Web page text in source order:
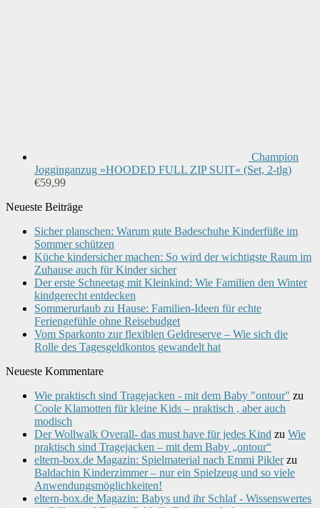
Champion
Jogginganzug »HOODED FULL ZIP SUIT« (Set, 2-tlg)
€59,99
Neueste Beiträge
Sicher planschen: Warum gute Badeschuhe Kinderfüße im
Sommer schützen
Küche kindersicher machen: So wird der wichtigste Raum im
Zuhause auch für Kinder sicher
Der erste Schneetag mit Kleinkind: Wie Familien den Winter
kindgerecht entdecken
Sommerurlaub zu Hause: Familien-Ideen für echte
Feriengefühle ohne Reisebudget
Vom Sparkonto zur flexiblen Geldreserve – Wie sich die
Rolle des Tagesgeldkontos gewandelt hat
Neueste Kommentare
Wie praktisch sind Tragejacken - mit dem Baby "ontour" zu
Coole Klamotten für kleine Kids – praktisch , aber auch
modisch
Der Wollwalk Overall- das must have für jedes Kind zu Wie
praktisch sind Tragejacken – mit dem Baby „ontour“
eltern-box.de Magazin: Spielmaterial nach Emmi Piklerzu
Baldachin Kinderzimmer – nur ein Spielzeug und so viele
Anwendungsmöglichkeiten!
eltern-box.de Magazin: Babys und ihr Schlaf - Wissenswertes